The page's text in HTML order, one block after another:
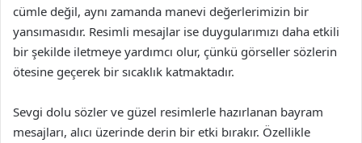
cümle değil, aynı zamanda manevi değerlerimizin bir
yansımasıdır. Resimli mesajlar ise duygularımızı daha etkili
bir şekilde iletmeye yardımcı olur, çünkü görseller sözlerin
ötesine geçerek bir sıcaklık katmaktadır.
Sevgi dolu sözler ve güzel resimlerle hazırlanan bayram
mesajları, alıcı üzerinde derin bir etki bırakır. Özellikle